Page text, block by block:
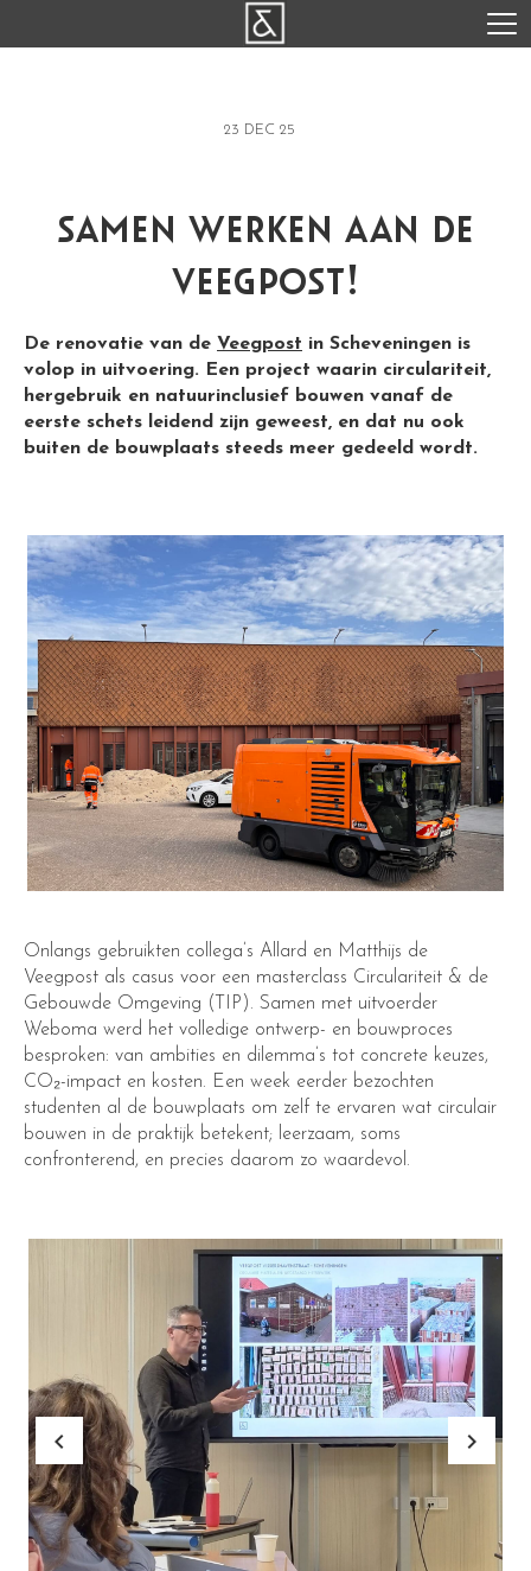
23 DEC 25
samen werken aan de
veegpost!
De renovatie van de Veegpost in Scheveningen is
volop in uitvoering. Een project waarin circulariteit,
hergebruik en natuurinclusief bouwen vanaf de
eerste schets leidend zijn geweest, en dat nu ook
buiten de bouwplaats steeds meer gedeeld wordt.
Onlangs gebruikten collega’s Allard en Matthijs de
Veegpost als casus voor een masterclass Circulariteit & de
Gebouwde Omgeving (TIP). Samen met uitvoerder
Weboma werd het volledige ontwerp- en bouwproces
besproken: van ambities en dilemma’s tot concrete keuzes,
CO₂-impact en kosten. Een week eerder bezochten
studenten al de bouwplaats om zelf te ervaren wat circulair
bouwen in de praktijk betekent; leerzaam, soms
confronterend, en precies daarom zo waardevol.
keyboard_arrow_left keyboard_arrow_right